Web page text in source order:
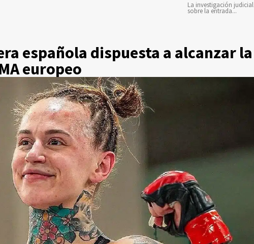
La investigación judicial
sobre la entrada...
española dispuesta a alcanzar la
europeo